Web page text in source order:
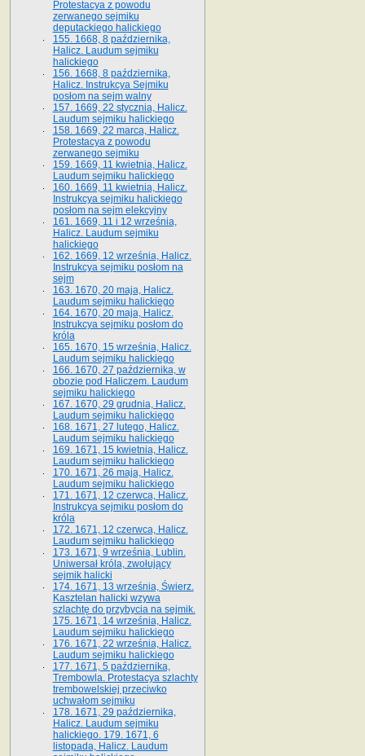
Protestacya z powodu
zerwanego sejmiku
deputackiego halickiego
155. 1668, 8 października,
Halicz. Laudum sejmiku
halickiego
156. 1668, 8 października,
Halicz. Instrukcya Sejmiku
posłom na sejm walny
157. 1669, 22 stycznia, Halicz.
Laudum sejmiku halickiego
158. 1669, 22 marca, Halicz.
Protestacya z powodu
zerwanego sejmiku
159. 1669, 11 kwietnia, Halicz.
Laudum sejmiku halickiego
160. 1669, 11 kwietnia, Halicz.
Instrukcya sejmiku halickiego
posłom na sejm elekcyjny
161. 1669, 11 i 12 września,
Halicz. Laudum sejmiku
halickiego
162. 1669, 12 września, Halicz.
Instrukcya sejmiku posłom na
sejm
163. 1670, 20 maja, Halicz.
Laudum sejmiku halickiego
164. 1670, 20 maja, Halicz.
Instrukcya sejmiku posłom do
króla
165. 1670, 15 września, Halicz.
Laudum sejmiku halickiego
166. 1670, 27 października, w
obozie pod Haliczem. Laudum
sejmiku halickiego
167. 1670, 29 grudnia, Halicz.
Laudum sejmiku halickiego
168. 1671, 27 lutego, Halicz.
Laudum sejmiku halickiego
169. 1671, 15 kwietnia, Halicz.
Laudum sejmiku halickiego
170. 1671, 26 maja, Halicz.
Laudum sejmiku halickiego
171. 1671, 12 czerwca, Halicz.
Instrukcya sejmiku posłom do
króla
172. 1671, 12 czerwca, Halicz.
Laudum sejmiku halickiego
173. 1671, 9 września, Lublin.
Uniwersał króla, zwołujący
sejmik halicki
174. 1671, 13 września, Świerz.
Kasztelan halicki wzywa
szlachtę do przybycia na sejmik.
175. 1671, 14 września, Halicz.
Laudum sejmiku halickiego
176. 1671, 22 września, Halicz.
Laudum sejmiku halickiego
177. 1671, 5 października,
Trembowla. Protestacya szlachty
trembowelskiej przeciwko
uchwałom sejmiku
178. 1671, 29 października,
Halicz. Laudum sejmiku
halickiego. 179. 1671, 6
listopada, Halicz. Laudum